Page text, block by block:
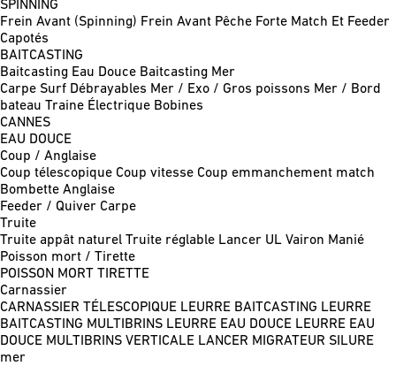
SPINNING
Frein Avant (Spinning) Frein Avant Pêche Forte Match Et Feeder
Capotés
BAITCASTING
Baitcasting Eau Douce Baitcasting Mer
Carpe Surf Débrayables Mer / Exo / Gros poissons Mer / Bord
bateau Traine Électrique Bobines
CANNES
EAU DOUCE
Coup / Anglaise
Coup télescopique Coup vitesse Coup emmanchement match
Bombette Anglaise
Feeder / Quiver Carpe
Truite
Truite appât naturel Truite réglable Lancer UL Vairon Manié
Poisson mort / Tirette
POISSON MORT TIRETTE
Carnassier
CARNASSIER TÉLESCOPIQUE LEURRE BAITCASTING LEURRE
BAITCASTING MULTIBRINS LEURRE EAU DOUCE LEURRE EAU
DOUCE MULTIBRINS VERTICALE LANCER MIGRATEUR SILURE
mer